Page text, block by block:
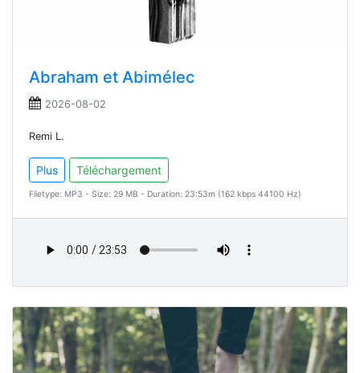
Abraham et Abimélec
2026-08-02
Remi L.
Plus Téléchargement
Filetype: MP3 - Size: 29 MB - Duration: 23:53m (162 kbps 44100 Hz)